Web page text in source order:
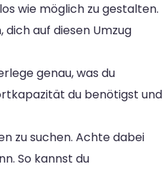
wie möglich zu gestalten.
auf diesen Umzug
genau, was du
du benötigst und
zu suchen. Achte dabei
So kannst du